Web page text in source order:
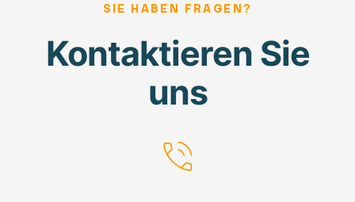
SIE HABEN FRAGEN?
Kontaktieren Sie
uns